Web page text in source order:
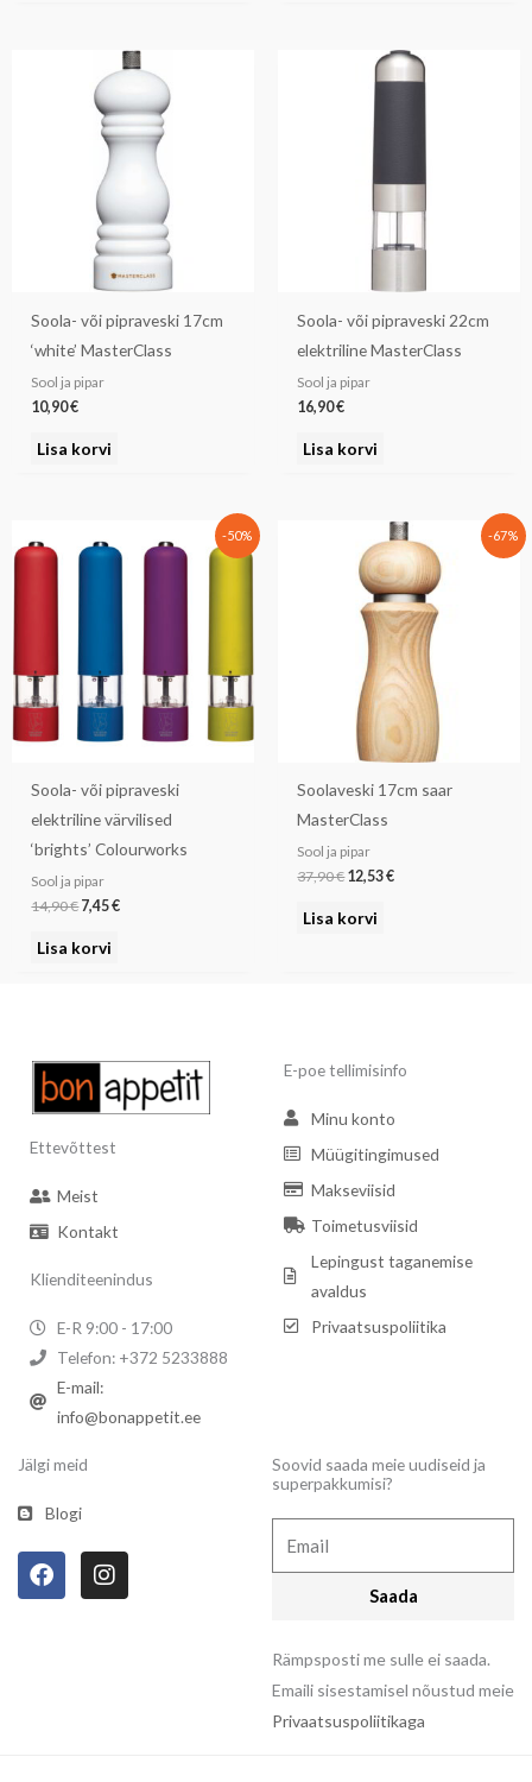
Soola- või pipraveski 17cm
‘white’ MasterClass
Sool ja pipar
10,90€
Lisa korvi
Soola- või pipraveski 22cm
elektriline MasterClass
Sool ja pipar
16,90€
Lisa korvi
-50%
Soola- või pipraveski
elektriline värvilised
‘brights’ Colourworks
Sool ja pipar
14,90€
hind
7,45€
hind
Lisa korvi
-67%
Soolaveski 17cm saar
MasterClass
Sool ja pipar
37,90€
hind
oli:
37,90 €.
12,53€
Praegune
hind
on:
12,53 €.
Lisa korvi
Ettevõttest
Meist
Kontakt
Klienditeenindus
E-R 9:00 - 17:00
Telefon: +372 5233888
E-mail:
info@bonappetit.ee
E-poe tellimisinfo
Minu konto
Müügitingimused
Makseviisid
Toimetusviisid
Lepingust taganemise
avaldus
Privaatsuspoliitika
Jälgi meid
Blogi
F
a
I
n
Soovid saada meie uudiseid ja
superpakkumisi?
Saada
Rämpsposti me sulle ei saada.
Emaili sisestamisel nõustud meie
Privaatsuspoliitikaga